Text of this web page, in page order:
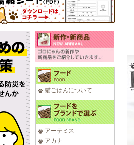
猫ごはんについて
アーテミス
アカナ